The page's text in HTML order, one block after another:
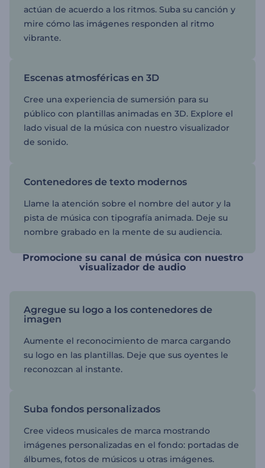
actúan de acuerdo a los ritmos. Suba su canción y
mire cómo las imágenes responden al ritmo
vibrante.
Escenas atmosféricas en 3D
Cree una experiencia de sumersión para su
público con plantillas animadas en 3D. Explore el
lado visual de la música con nuestro visualizador
de sonido.
Contenedores de texto modernos
Llame la atención sobre el nombre del autor y la
pista de música con tipografía animada. Deje su
nombre grabado en la mente de su audiencia.
Promocione su canal de música con nuestro
visualizador de audio
Agregue su logo a los contenedores de
imagen
Aumente el reconocimiento de marca cargando
su logo en las plantillas. Deje que sus oyentes le
reconozcan al instante.
Suba fondos personalizados
Cree videos musicales de marca mostrando
imágenes personalizadas en el fondo: portadas de
álbumes, fotos de músicos u otras imágenes.